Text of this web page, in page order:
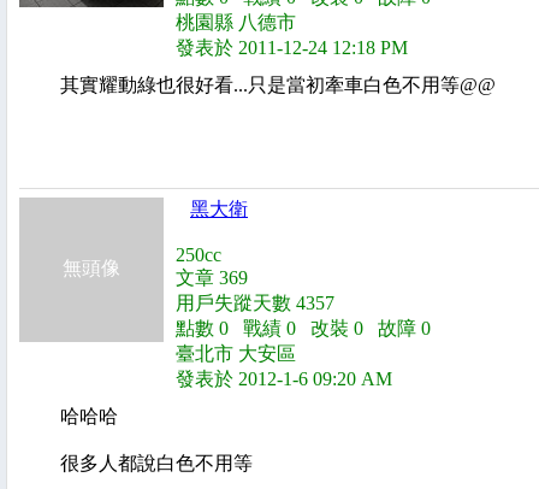
桃園縣 八德市
發表於 2011-12-24 12:18 PM
其實耀動綠也很好看...只是當初牽車白色不用等@@
無頭像
黑大衛
250cc
文章 369
用戶失蹤天數 4357
點數 0 戰績 0 改裝 0 故障 0
臺北市 大安區
發表於 2012-1-6 09:20 AM
哈哈哈
很多人都說白色不用等